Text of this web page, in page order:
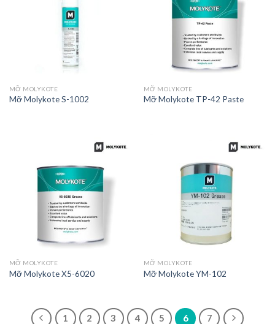
MỠ MOLYKOTE
Mỡ Molykote S-1002
MỠ MOLYKOTE
Mỡ Molykote TP-42 Paste
MỠ MOLYKOTE
Mỡ Molykote X5-6020
MỠ MOLYKOTE
Mỡ Molykote YM-102
1 2 3 4 5 6 7